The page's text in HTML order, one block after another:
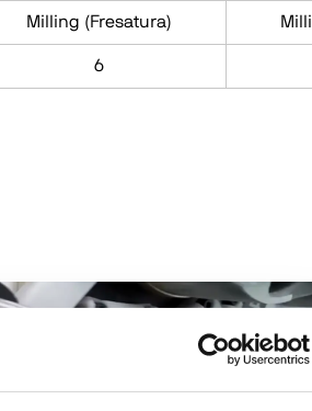
Milling (Fresatura)
6